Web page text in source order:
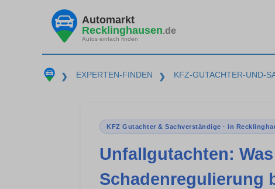
Automarkt
Recklinghausen.de
Autos einfach finden
❯ EXPERTEN-FINDEN ❯ KFZ-GUTACHTER-UND-
KFZ Gutachter & Sachverständige · in
Unfallgutachten:
Schadenregulierung